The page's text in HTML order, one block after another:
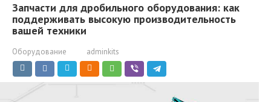
Запчасти для дробильного оборудования: как
поддерживать высокую производительность
вашей техники
Оборудование adminkits